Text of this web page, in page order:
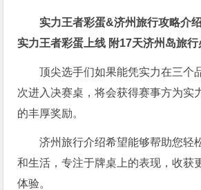
实力王者彩蛋&济州旅行攻略介
实力王者彩蛋上线 附17天济州岛旅行
顶尖选手们如果能凭实力在三个
次进入决赛桌，将会获得赛事方为实
的丰厚奖励。
济州旅行介绍希望能够帮助您轻
和生活，专注于牌桌上的表现，收获
体验。